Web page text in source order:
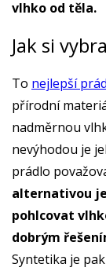
vlhko od těla.
Jak si
To nejlepší
přírodní
nadměrnou
nevýhodou je
prádlo
alternativou
pohlcovat
dobrým
Syntetika je